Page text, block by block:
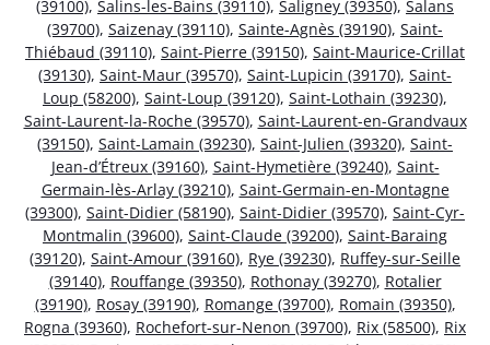
(39100), Salins-les-Bains (39110), Saligney (39350), Salans
(39700), Saizenay (39110), Sainte-Agnès (39190), Saint-
Thiébaud (39110), Saint-Pierre (39150), Saint-Maurice-Crillat
(39130), Saint-Maur (39570), Saint-Lupicin (39170), Saint-
Loup (58200), Saint-Loup (39120), Saint-Lothain (39230),
Saint-Laurent-la-Roche (39570), Saint-Laurent-en-Grandvaux
(39150), Saint-Lamain (39230), Saint-Julien (39320), Saint-
Jean-d’Étreux (39160), Saint-Hymetière (39240), Saint-
Germain-lès-Arlay (39210), Saint-Germain-en-Montagne
(39300), Saint-Didier (58190), Saint-Didier (39570), Saint-Cyr-
Montmalin (39600), Saint-Claude (39200), Saint-Baraing
(39120), Saint-Amour (39160), Rye (39230), Ruffey-sur-Seille
(39140), Rouffange (39350), Rothonay (39270), Rotalier
(39190), Rosay (39190), Romange (39700), Romain (39350),
Rogna (39360), Rochefort-sur-Nenon (39700), Rix (58500), Rix